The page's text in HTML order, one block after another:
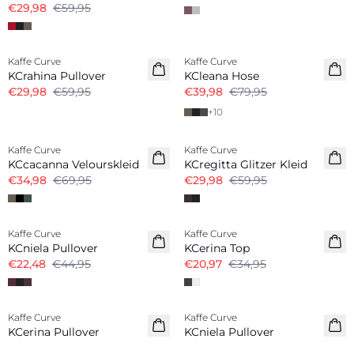
€29,98 €59,95
-50%
Kaffe Curve
KCrahina Pullover
€29,98 €59,95
Kaffe Curve
KCleana Hose
€39,98 €79,95
+10
Kaffe Curve
KCcacanna Velourskleid
€34,98 €69,95
Kaffe Curve
KCregitta Glitzer Kleid
€29,98 €59,95
-50%
Kaffe Curve
KCniela Pullover
€22,48 €44,95
-40%
Kaffe Curve
KCerina Top
€20,97 €34,95
-50%
Kaffe Curve
KCerina Pullover
-50%
Kaffe Curve
KCniela Pullover